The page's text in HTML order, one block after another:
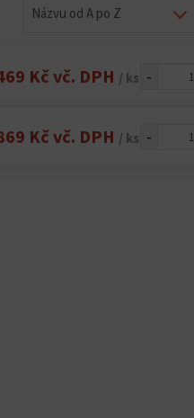
Názvu od A po Z
Kč vč. DPH / ks -
Kč vč. DPH / ks -